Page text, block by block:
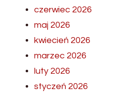
czerwiec 2026
maj 2026
kwiecień 2026
marzec 2026
luty 2026
styczeń 2026